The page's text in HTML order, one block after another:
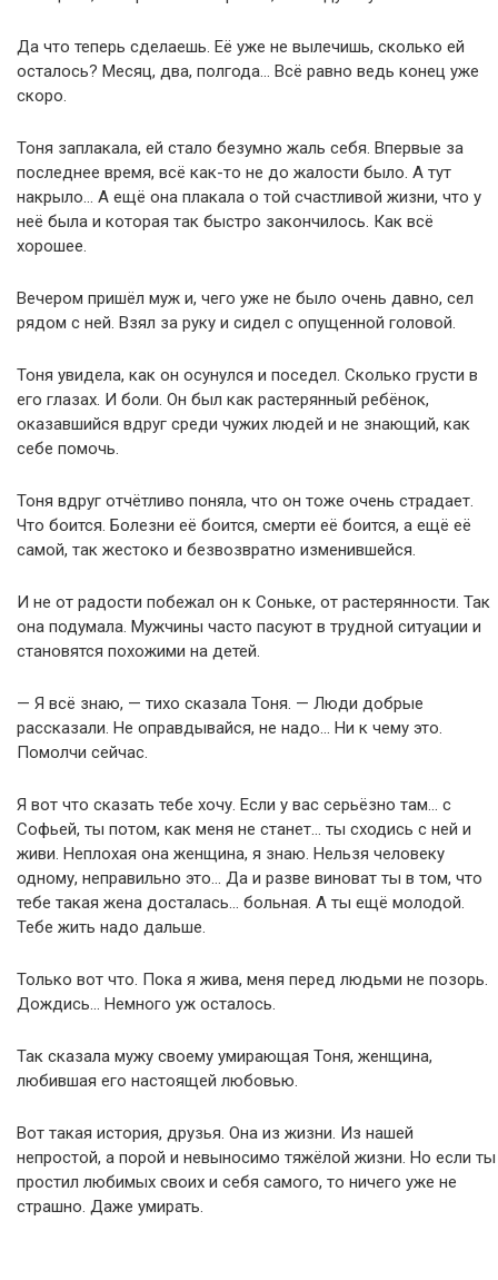
Да что теперь сделаешь. Её уже не вылечишь, сколько ей
осталось? Месяц, два, полгода… Всё равно ведь конец уже
скоро.
Тоня заплакала, ей стало безумно жаль себя. Впервые за
последнее время, всё как-то не до жалости было. А тут
накрыло… А ещё она плакала о той счастливой жизни, что у
неё была и которая так быстро закончилось. Как всё
хорошее.
Вечером пришёл муж и, чего уже не было очень давно, сел
рядом с ней. Взял за руку и сидел с опущенной головой.
Тоня увидела, как он осунулся и поседел. Сколько грусти в
его глазах. И боли. Он был как растерянный ребёнок,
оказавшийся вдруг среди чужих людей и не знающий, как
себе помочь.
Тоня вдруг отчётливо поняла, что он тоже очень страдает.
Что боится. Болезни её боится, смерти её боится, а ещё её
самой, так жестоко и безвозвратно изменившейся.
И не от радости побежал он к Соньке, от растерянности. Так
она подумала. Мужчины часто пасуют в трудной ситуации и
становятся похожими на детей.
— Я всё знаю, — тихо сказала Тоня. — Люди добрые
рассказали. Не оправдывайся, не надо… Ни к чему это.
Помолчи сейчас.
Я вот что сказать тебе хочу. Если у вас серьёзно там… с
Софьей, ты потом, как меня не станет… ты сходись с ней и
живи. Неплохая она женщина, я знаю. Нельзя человеку
одному, неправильно это… Да и разве виноват ты в том, что
тебе такая жена досталась… больная. А ты ещё молодой.
Тебе жить надо дальше.
Только вот что. Пока я жива, меня перед людьми не позорь.
Дождись… Немного уж осталось.
Так сказала мужу своему умирающая Тоня, женщина,
любившая его настоящей любовью.
Вот такая история, друзья. Она из жизни. Из нашей
непростой, а порой и невыносимо тяжёлой жизни. Но если ты
простил любимых своих и себя самого, то ничего уже не
страшно. Даже умирать.